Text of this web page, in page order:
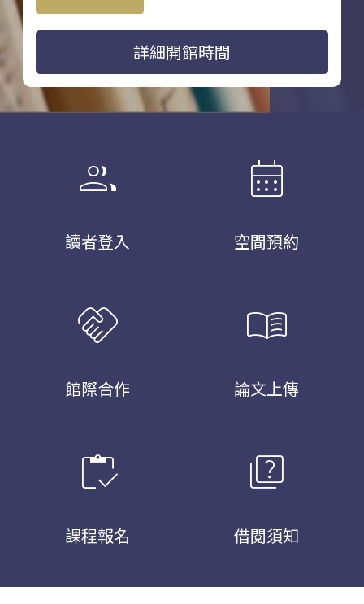
詳細開館時間
group
讀者登入
calendar_month
空間預約
handshake
館際合作
menu_book
論文上傳
inventory
課程報名
quiz
借閱須知